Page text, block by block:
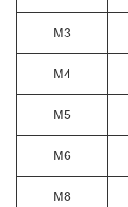
M3
M4
M5
M6
M8